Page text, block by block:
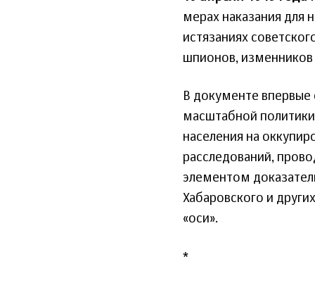
мерах наказания для
истязаниях
шпионов, изменников
В документе
масштабной
населения на
расследований,
элементом
Хабаровского и
«оси».
*